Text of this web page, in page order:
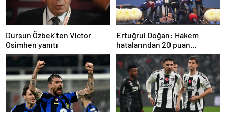
Dursun Özbek’ten Victor
Osimhen yanıtı
Ertuğrul Doğan: Hakem
hatalarından 20 puan
kaybettik